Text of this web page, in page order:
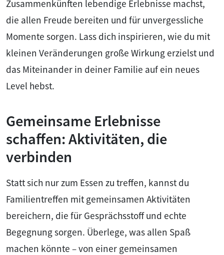
Zusammenkünften lebendige Erlebnisse machst,
die allen Freude bereiten und für unvergessliche
Momente sorgen. Lass dich inspirieren, wie du mit
kleinen Veränderungen große Wirkung erzielst und
das Miteinander in deiner Familie auf ein neues
Level hebst.
Gemeinsame Erlebnisse
schaffen: Aktivitäten, die
verbinden
Statt sich nur zum Essen zu treffen, kannst du
Familientreffen mit gemeinsamen Aktivitäten
bereichern, die für Gesprächsstoff und echte
Begegnung sorgen. Überlege, was allen Spaß
machen könnte – von einer gemeinsamen